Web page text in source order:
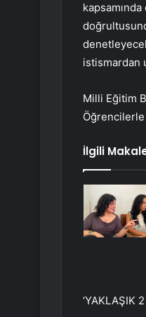
istismardan
Milli Eğitim
İlgili
‘YAKLAŞIK